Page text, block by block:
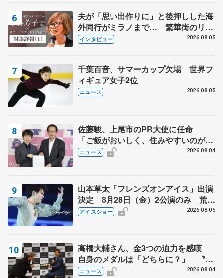
夫が「思い出作りに」と後押しした海
外同行がミラノまで… 繁華街のリン
クでは不良のお兄さんも味方に 小林
インタビュー 2026.08.05
千葉百音、サマーカップ欠場 世界フ
ィギュア女子2位
ニュース 2026.08.05
佐藤駿、上尾市のPR大使に任命
「ご飯がおいしく、住みやすいのが魅
力」
ニュース 2026.08.04
山本草太「フレンズオンアイス」出演
決定 8月28日（金）2公演のみ 荒川
静香さんプロデュース、20周年のアイ
アイスショー 2026.08.05
高橋大輔さん、金3つの迫力を感嘆
自身のメダルは「どちらに？」 〝リ
ス兄弟〟オリンピック3連覇の野村忠
ニュース 2026.08.04